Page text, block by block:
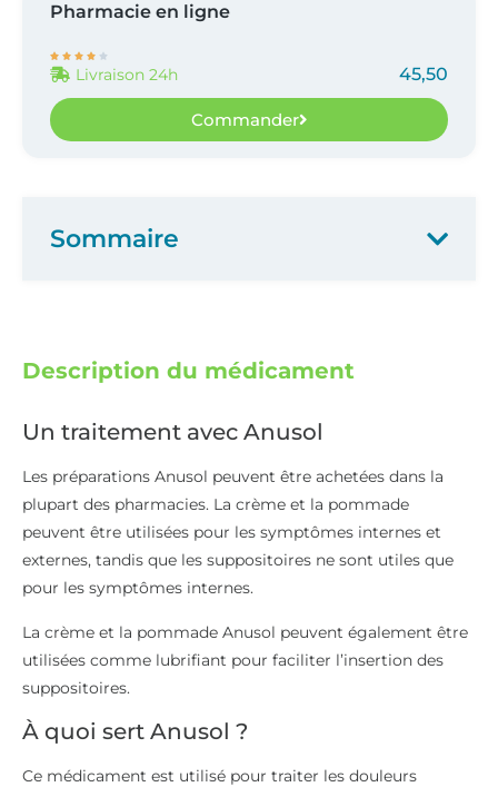
Pharmacie en ligne
    
Livraison 24h 45,50
Commander
Description du médicament
Un traitement avec Anusol
Les préparations Anusol peuvent être achetées dans la
plupart des pharmacies. La crème et la pommade
peuvent être utilisées pour les symptômes internes et
externes, tandis que les suppositoires ne sont utiles que
pour les symptômes internes.
La crème et la pommade Anusol peuvent également être
utilisées comme lubrifiant pour faciliter l’insertion des
suppositoires.
À quoi sert Anusol ?
Ce médicament est utilisé pour traiter les douleurs
Sommaire